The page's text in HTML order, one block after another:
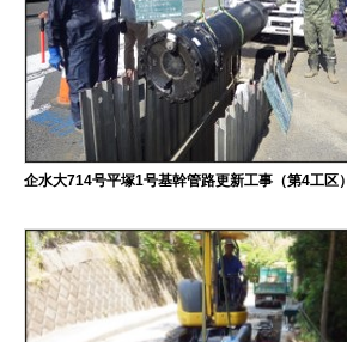
企水大714号平塚1号基幹管路更新工事（第4工区）